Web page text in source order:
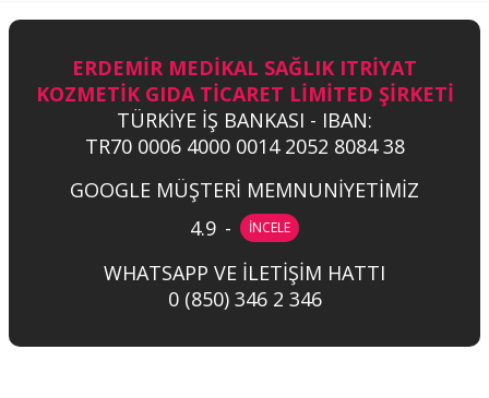
ERDEMİR MEDİKAL SAĞLIK ITRİYAT
KOZMETİK GIDA TİCARET LİMİTED ŞİRKETİ
TÜRKİYE İŞ BANKASI - IBAN:
TR70 0006 4000 0014 2052 8084 38
GOOGLE MÜŞTERİ MEMNUNİYETİMİZ
4.9 - İNCELE
WHATSAPP VE İLETİŞİM HATTI
0 (850) 346 2 346